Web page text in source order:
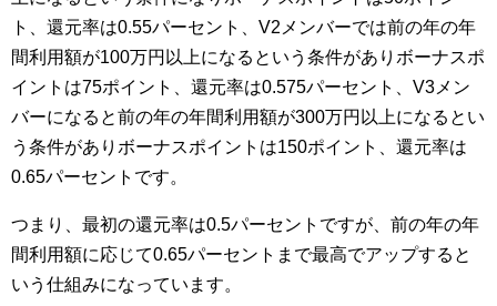
ト、還元率は0.55パーセント、V2メンバーでは前の年の年
間利用額が100万円以上になるという条件がありボーナスポ
イントは75ポイント、還元率は0.575パーセント、V3メン
バーになると前の年の年間利用額が300万円以上になるとい
う条件がありボーナスポイントは150ポイント、還元率は
0.65パーセントです。
つまり、最初の還元率は0.5パーセントですが、前の年の年
間利用額に応じて0.65パーセントまで最高でアップすると
いう仕組みになっています。